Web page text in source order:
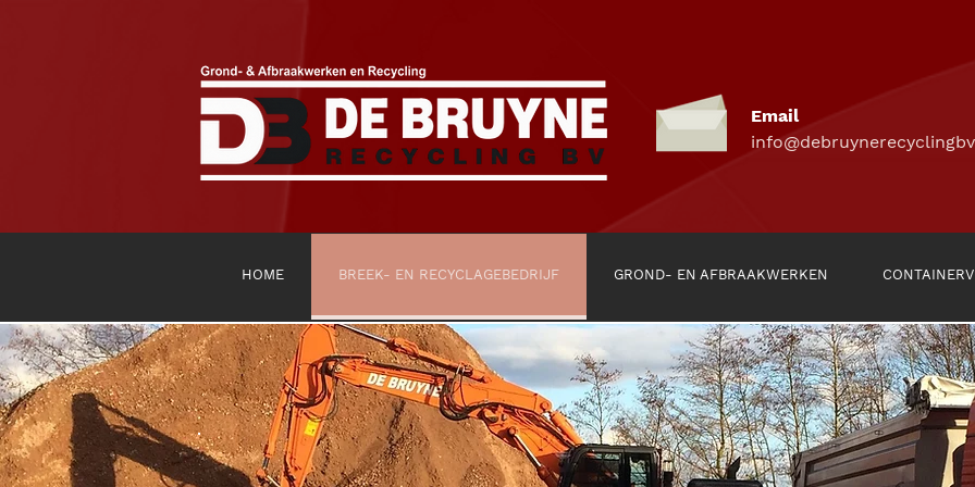
Email
HOME BREEK- EN RECYCLAGEBEDRIJF GROND- EN AFBRAAKWERKEN